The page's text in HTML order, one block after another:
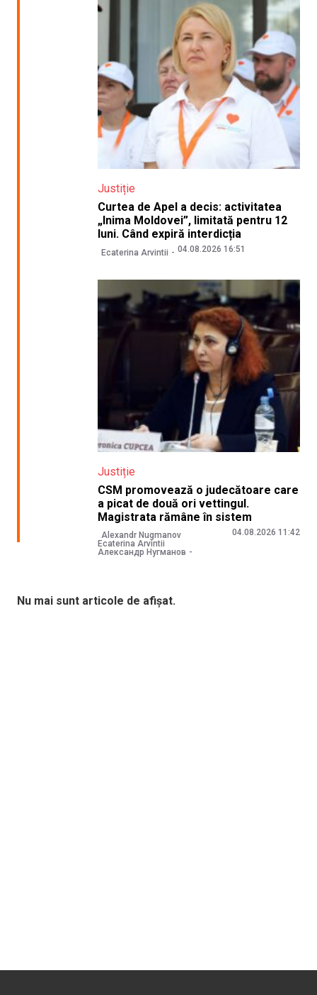
Justiție
Curtea de Apel a decis: activitatea
„Inima Moldovei”, limitată pentru 12
luni. Când expiră interdicția
Ecaterina Arvintii 04.08.2026 16:51
Justiție
CSM promovează o judecătoare care
a picat de două ori vettingul.
Magistrata rămâne în sistem
Alexandr Nugmanov
Ecaterina Arvintii
Александр Нугманов
04.08.2026 11:42
Nu mai sunt articole de afișat.